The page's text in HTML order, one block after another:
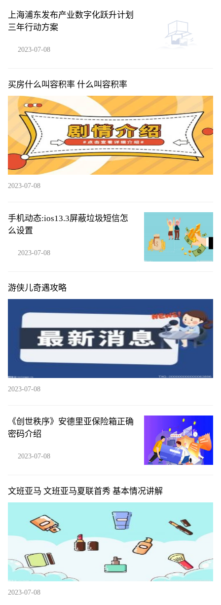
上海浦东发布产业数字化跃升计划
三年行动方案
2023-07-08
买房什么叫容积率 什么叫容积率
2023-07-08
手机动态:ios13.3屏蔽垃圾短信怎
么设置
2023-07-08
游侠儿奇遇攻略
2023-07-08
《创世秩序》安德里亚保险箱正确
密码介绍
2023-07-08
文班亚马 文班亚马夏联首秀 基本情况讲解
2023-07-08